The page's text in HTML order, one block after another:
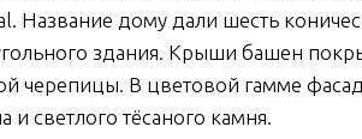
Название дому дали шесть
здания. Крыши башен
черепицы. В цветовой гамме
и светлого тёсаного камня.